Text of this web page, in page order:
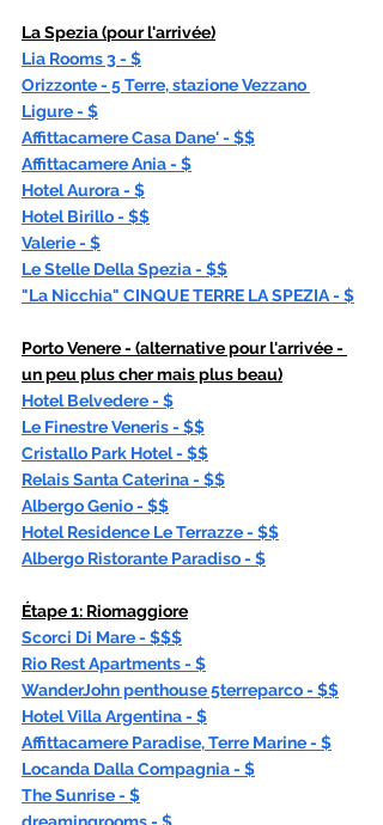
La Spezia (pour l'arrivée)
Lia Rooms 3 - $
Orizzonte - 5 Terre, stazione Vezzano
Ligure - $
Affittacamere Casa Dane' - $$
Affittacamere Ania - $
Hotel Aurora - $
Hotel Birillo - $$
Valerie - $
Le Stelle Della Spezia - $$
"La Nicchia" CINQUE TERRE LA SPEZIA - $
Porto Venere - (alternative pour l'arrivée -
un peu plus cher mais plus beau)
Hotel Belvedere - $
Le Finestre Veneris - $$
Cristallo Park Hotel - $$
Relais Santa Caterina - $$
Albergo Genio - $$
Hotel Residence Le Terrazze - $$
Albergo Ristorante Paradiso - $
Étape 1: Riomaggiore
Scorci Di Mare - $$$
Rio Rest Apartments - $
WanderJohn penthouse 5terreparco - $$
Hotel Villa Argentina - $
Affittacamere Paradise, Terre Marine - $
Locanda Dalla Compagnia - $
The Sunrise - $
dreamingrooms - $